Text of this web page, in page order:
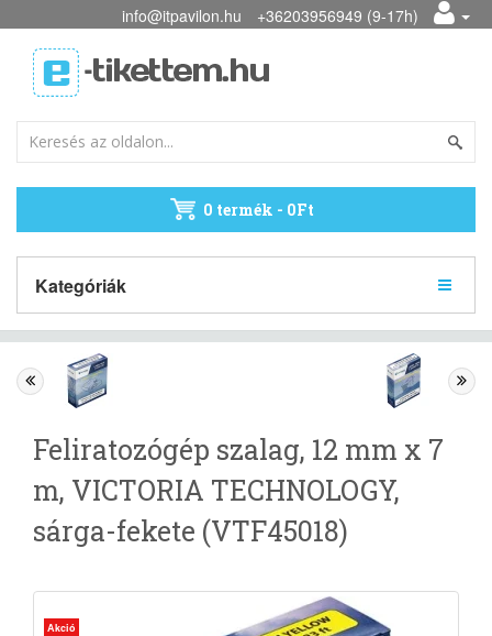
info@itpavilon.hu +36203956949 (9-17h)
0 termék - 0Ft
Kategóriák
Feliratozógép szalag, 12 mm x 7
m, VICTORIA TECHNOLOGY,
sárga-fekete (VTF45018)
Akció